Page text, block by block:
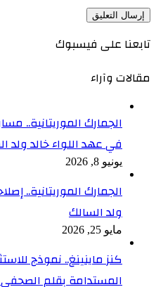
تابعنا على فيسبوك
مقالات وآراء
الجمارك الموريتانية..
في عهد اللواء خالد ولد
يونيو 8, 2026
الجمارك الموريتانية..
ولد السالك
مايو 25, 2026
كنز ماينينغ.. نموذج
المستدامة بقلم الصحفي